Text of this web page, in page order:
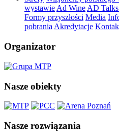
wystawieAd WineAD
Formy przyszłości Media
pobraniaAkredytacje
Organizator
Nasze obiekty
Nasze rozwiązania